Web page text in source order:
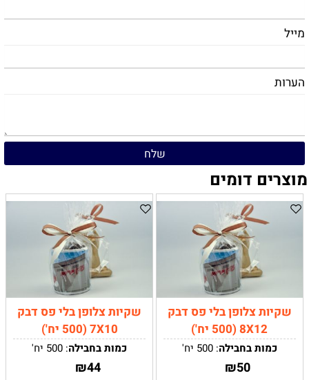
מייל
הערות
מוצרים דומים
שקיות צלופן בלי פס דבק
8X12 (500 יח')
כמות בחבילה: 500 יח'
₪50
שקיות צלופן בלי פס דבק
7X10 (500 יח')
כמות בחבילה: 500 יח'
₪44